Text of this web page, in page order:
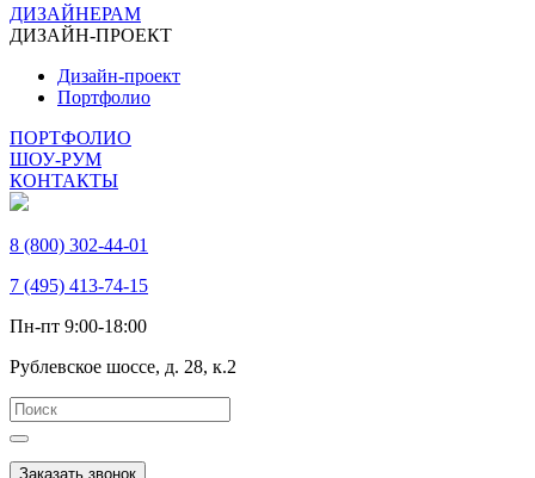
ДИЗАЙНЕРАМ
ДИЗАЙН-ПРОЕКТ
Дизайн-проект
Портфолио
ПОРТФОЛИО
ШОУ-РУМ
КОНТАКТЫ
8 (800) 302-44-01
7 (495) 413-74-15
Пн-пт 9:00-18:00
Рублевское шоссе, д. 28, к.2
Заказать звонок